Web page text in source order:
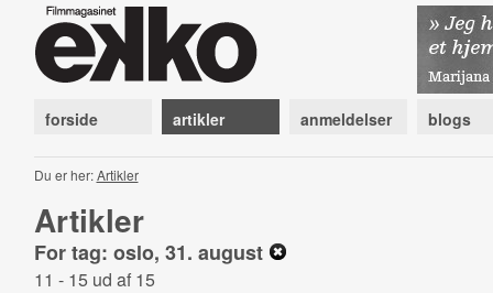
forside artikler anmeldelser blogs
Du er her:Artikler
Artikler
For tag: oslo, 31. august
11 - 15 ud af 15